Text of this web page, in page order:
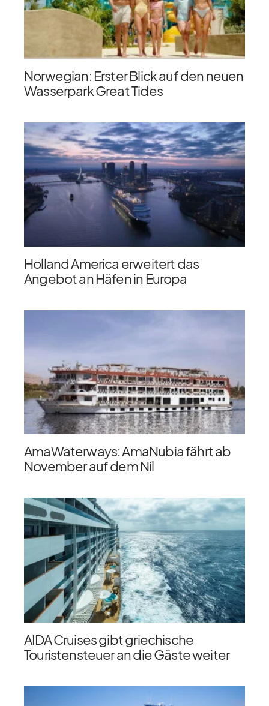
Norwegian: Erster Blick auf den neuen
Wasserpark Great Tides
Holland America erweitert das
Angebot an Häfen in Europa
AmaWaterways: AmaNubia fährt ab
November auf dem Nil
AIDA Cruises gibt griechische
Touristensteuer an die Gäste weiter